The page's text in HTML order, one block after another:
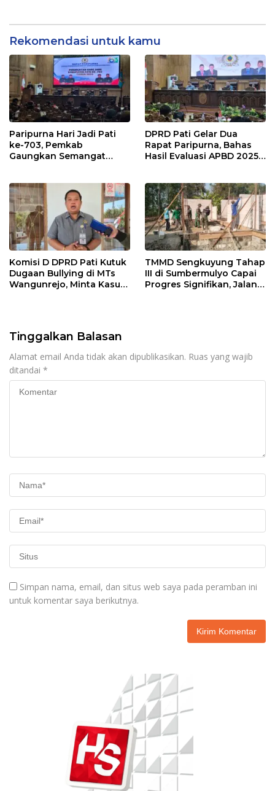
Sekolah Berbasis Agama
Rekomendasi untuk kamu
Paripurna Hari Jadi Pati
ke-703, Pemkab
Gaungkan Semangat
DPRD Pati Gelar Dua
Rapat Paripurna, Bahas
Hasil Evaluasi APBD 2025
Komisi D DPRD Pati Kutuk
Dugaan Bullying di MTs
Wangunrejo, Minta Kasus
TMMD Sengkuyung Tahap
III di Sumbermulyo Capai
Progres Signifikan, Jalan
Tinggalkan Balasan
Alamat email Anda tidak akan dipublikasikan. Ruas yang wajib
ditandai *
Simpan nama, email, dan situs web saya pada peramban ini
untuk komentar saya berikutnya.